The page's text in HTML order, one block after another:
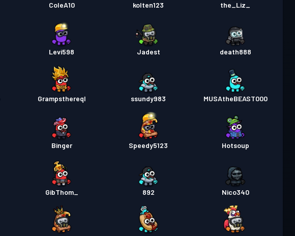
ColeA10 kolten123 the_Liz_
Levi598 Jadest death888
Grampsthereql ssundy983 MUSAtheBEAST000
Binger Speedy5123 Hotsoup
GibThom_ 892 Nico340